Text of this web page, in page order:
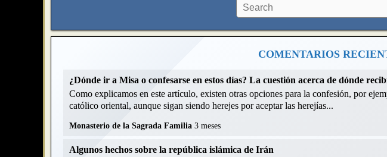
COMENTARIOS
¿Dónde ir a Misa o confesarse en estos días? La cuestión acerca de dónde
Como explicamos en este artículo, existen otras opciones para la confesión, por
católico oriental, aunque sigan siendo herejes por aceptar las herejías...
Monasterio de la Sagrada Familia 3 meses
Algunos hechos sobre la república islámica de Irán